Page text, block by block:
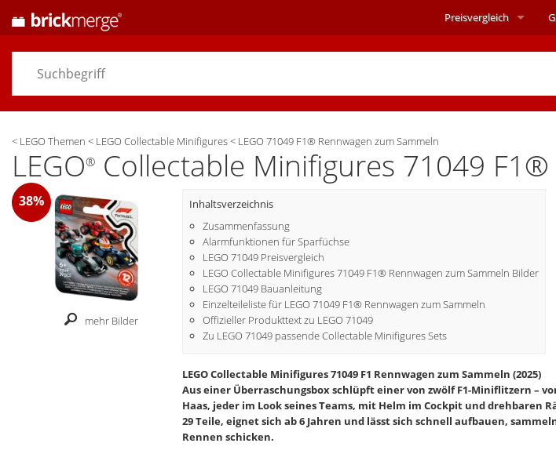
< LEGO Themen < LEGO Collectable Minifigures< LEGO 71049 F1® Rennwagen zum Sammeln
LEGO® Collectable Minifigures 71049
38%
mehr Bilder
Inhaltsverzeichnis
Zusammenfassung
Alarmfunktionen für Sparfüchse
LEGO 71049 Preisvergleich
LEGO Collectable Minifigures 71049 F1® Rennwagen zum Sammeln Bilder
LEGO 71049 Bauanleitung
Einzelteileliste für LEGO 71049 F1® Rennwagen zum Sammeln
Offizieller Produkttext zu LEGO 71049
Zu LEGO 71049 passende Collectable Minifigures Sets
LEGO Collectable Minifigures 71049 F1 Rennwagen zum Sammeln (2025)
Aus einer Überraschungsbox schlüpft einer von zwölf F1-Miniflitzern –
Haas, jeder im Look seines Teams, mit Helm im Cockpit und drehbaren
29 Teile, eignet sich ab 6 Jahren und lässt sich schnell aufbauen,
Rennen schicken.
Preisvergleich